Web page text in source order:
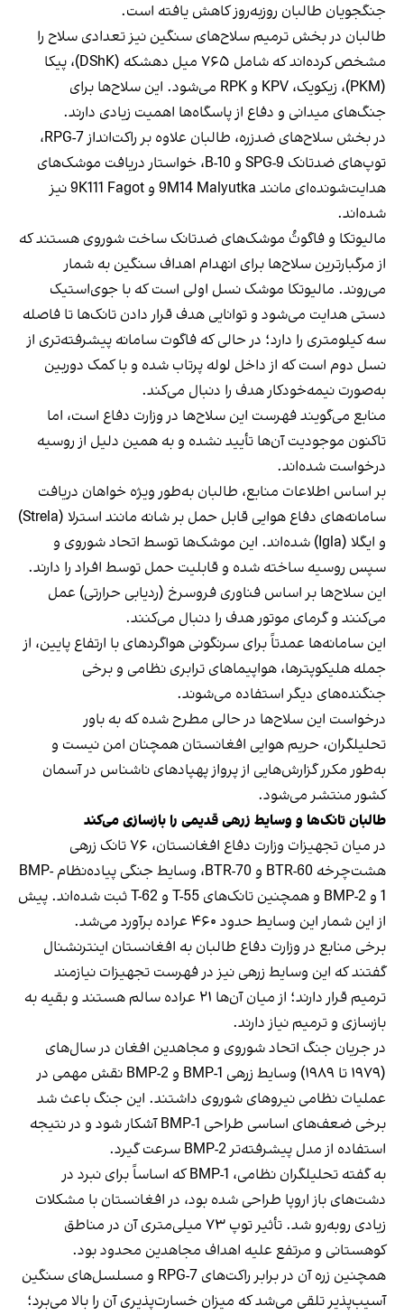
جنگجویان طالبان روزبه‌روز کاهش یافته است.
طالبان در بخش ترمیم سلاح‌های سنگین نیز تعدادی سلاح را
مشخص کرده‌اند که شامل ۷۶۵ میل دهشکه (DShK)، پیکا
(PKM)، زیکویک، KPV و RPK می‌شود. این سلاح‌ها برای
جنگ‌های میدانی و دفاع از پاسگاه‌ها اهمیت زیادی دارند.
در بخش سلاح‌های ضدزره، طالبان علاوه بر راکت‌انداز RPG-7،
توپ‌های ضدتانک SPG-9 و B-10، خواستار دریافت موشک‌های
هدایت‌شونده‌ای مانند 9M14 Malyutka و 9K111 Fagot نیز
شده‌اند.
مالیوتکا و فاگوتُ موشک‌های ضدتانک ساخت شوروی هستند که
از مرگبارترین سلاح‌ها برای انهدام اهداف سنگین به شمار
می‌روند. مالیوتکا موشک نسل اولی است که با جوی‌استیک
دستی هدایت می‌شود و توانایی هدف قرار دادن تانک‌ها تا فاصله
سه کیلومتری را دارد؛ در حالی که فاگوت سامانه پیشرفته‌تری از
نسل دوم است که از داخل لوله پرتاب شده و با کمک دوربین
به‌صورت نیمه‌خودکار هدف را دنبال می‌کند.
منابع می‌گویند فهرست این سلاح‌ها در وزارت دفاع است، اما
تاکنون موجودیت آن‌ها تأیید نشده و به همین دلیل از روسیه
درخواست شده‌اند.
بر اساس اطلاعات منابع، طالبان به‌طور ویژه خواهان دریافت
سامانه‌های دفاع هوایی قابل حمل بر شانه مانند استرلا (Strela)
و ایگلا (Igla) شده‌اند. این موشک‌ها توسط اتحاد شوروی و
سپس روسیه ساخته شده و قابلیت حمل توسط افراد را دارند.
این سلاح‌ها بر اساس فناوری فروسرخ (ردیابی حرارتی) عمل
می‌کنند و گرمای موتور هدف را دنبال می‌کنند.
این سامانه‌ها عمدتاً برای سرنگونی هواگردهای با ارتفاع پایین، از
جمله هلیکوپترها، هواپیماهای ترابری نظامی و برخی
جنگنده‌های دیگر استفاده می‌شوند.
درخواست این سلاح‌ها در حالی مطرح شده که به باور
تحلیلگران، حریم هوایی افغانستان همچنان امن نیست و
به‌طور مکرر گزارش‌هایی از پرواز پهپادهای ناشناس در آسمان
کشور منتشر می‌شود.
طالبان تانک‌ها و وسایط زرهی قدیمی را بازسازی می‌کند
در میان تجهیزات وزارت دفاع افغانستان، ۷۶ تانک زرهی
هشت‌چرخه BTR-60 و BTR-70، وسایط جنگی پیاده‌نظام BMP-
1 و BMP-2 و همچنین تانک‌های T-55 و T-62 ثبت شده‌اند. پیش
از این شمار این وسایط حدود ۴۶۰ عراده برآورد می‌شد.
برخی منابع در وزارت دفاع طالبان به افغانستان اینترنشنال
گفتند که این وسایط زرهی نیز در فهرست تجهیزات نیازمند
ترمیم قرار دارند؛ از میان آن‌ها ۲۱ عراده سالم هستند و بقیه به
بازسازی و ترمیم نیاز دارند.
در جریان جنگ اتحاد شوروی و مجاهدین افغان در سال‌های
(۱۹۷۹ تا ۱۹۸۹) وسایط زرهی BMP-1 و BMP-2 نقش مهمی در
عملیات نظامی نیروهای شوروی داشتند. این جنگ باعث شد
برخی ضعف‌های اساسی طراحی BMP-1 آشکار شود و در نتیجه
استفاده از مدل پیشرفته‌تر BMP-2 سرعت گیرد.
به گفته تحلیلگران نظامی، BMP-1 که اساساً برای نبرد در
دشت‌های باز اروپا طراحی شده بود، در افغانستان با مشکلات
زیادی روبه‌رو شد. تأثیر توپ ۷۳ میلی‌متری آن در مناطق
کوهستانی و مرتفع علیه اهداف مجاهدین محدود بود.
همچنین زره آن در برابر راکت‌های RPG-7 و مسلسل‌های سنگین
آسیب‌پذیر تلقی می‌شد که میزان خسارت‌پذیری آن را بالا می‌برد؛